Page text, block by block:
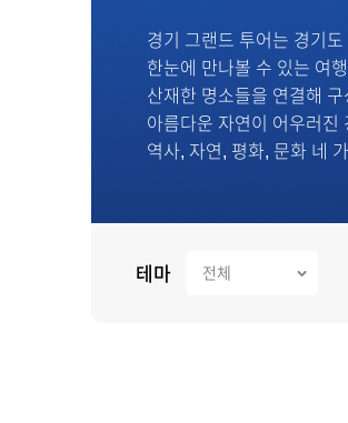
경기 그랜드 투어는 경기
한눈에 만나볼 수 있는 여
산재한 명소들을 연결해
아름다운 자연이 어우러진
역사, 자연, 평화, 문화 네
테마